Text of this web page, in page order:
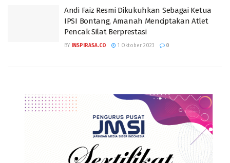
Andi Faiz Resmi Dikukuhkan Sebagai Ketua
IPSI Bontang, Amanah Menciptakan Atlet
Pencak Silat Berprestasi
BY INSPIRASA.CO 1 Oktober 2023 0